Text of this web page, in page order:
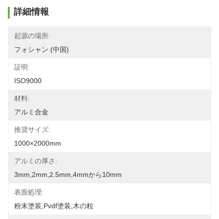
詳細情報
起源の場所:
フォシャン (中国)
証明:
ISO9000
材料:
アルミ合金
推奨サイズ:
1000×2000mm
アルミの厚さ:
3mm,2mm,2.5mm,4mmから10mm
表面処理:
粉末塗装,pvdf塗装,木の粒